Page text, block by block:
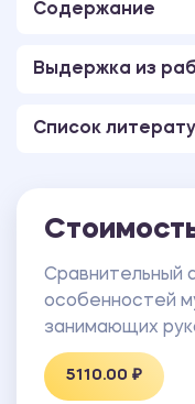
Содержание
Выдержка из
Список
Сравнительный
особенностей
занимающих
5110.00 ₽